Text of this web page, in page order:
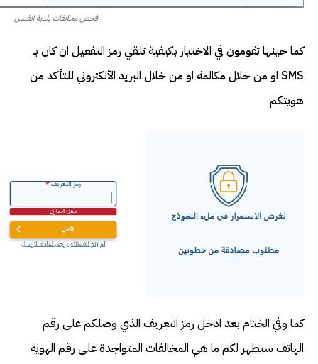
فحص مخالفات بلدية القدس
كما حينها تقومون في الاختيار بكيفية تلقي رمز التفعيل ان كان بـ
SMS او من خلال مكالمة او من خلال البريد الألكتروني للتأكد من
هويتكم
كما وفي الختام بعد ادخل رمز التعريف الذي وصلكم على رقم
الهاتف سيظهر لكم ما هي المخالفات المتواجدة على رقم الهوية